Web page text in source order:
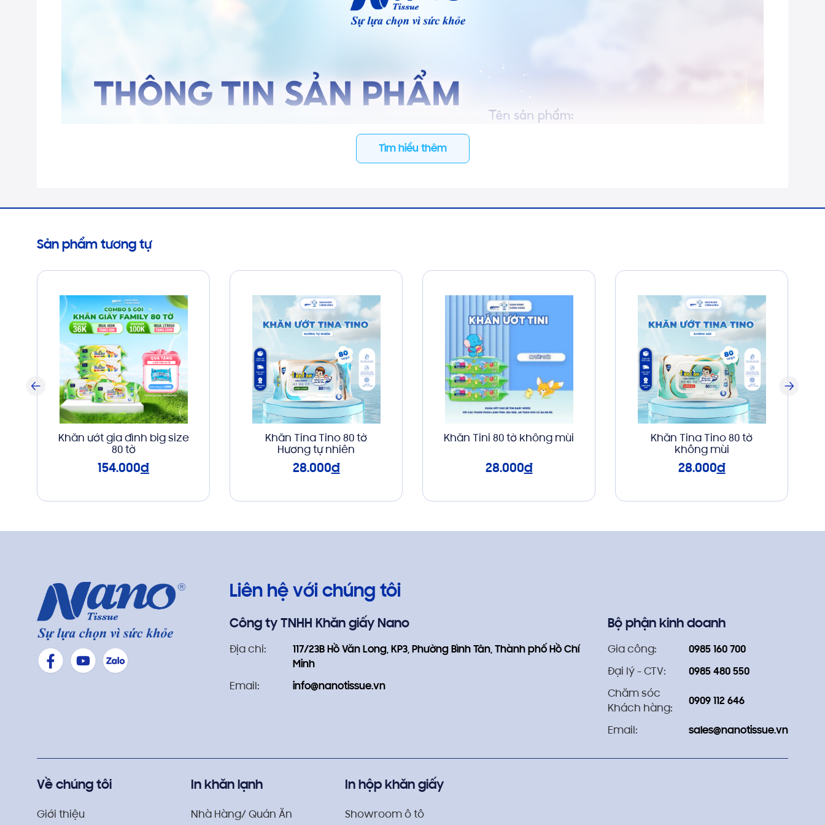
CÔNG DỤNG:
✓ 99% nước tinh khiết
THÀNH PHẦN:
Tìm hiểu thêm
Sản phẩm tương tự
Khăn ướt gia đình big size
80 tờ
154.000đ
Khăn Tina Tino 80 tờ
Hương tự nhiên
28.000đ
Khăn Tini 80 tờ không mùi
28.000đ
Khăn Tina Tino 80 tờ
không mùi
28.000đ
Liên hệ với chúng tôi
Công ty TNHH Khăn giấy Nano
Địa chỉ:
117/23B Hồ Văn Long, KP3, Phường Bình Tân, Thành phố Hồ Chí
Minh
Email:
info@nanotissue.vn
Bộ phận kinh doanh
Gia công:
0985 160 700
Đại lý - CTV:
0985 480 550
Chăm sóc
Khách hàng:
0909 112 646
Email: sales@nanotissue.vn
Về chúng tôi
Giới thiệu
In khăn lạnh
Nhà Hàng/ Quán Ăn
In hộp khăn giấy
Showroom ô tô